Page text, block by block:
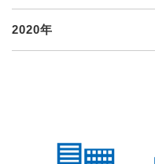
2020年